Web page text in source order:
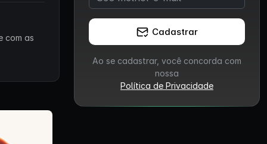
com as
Cadastrar
Ao se cadastrar, você concorda com
nossa
Política de Privacidade